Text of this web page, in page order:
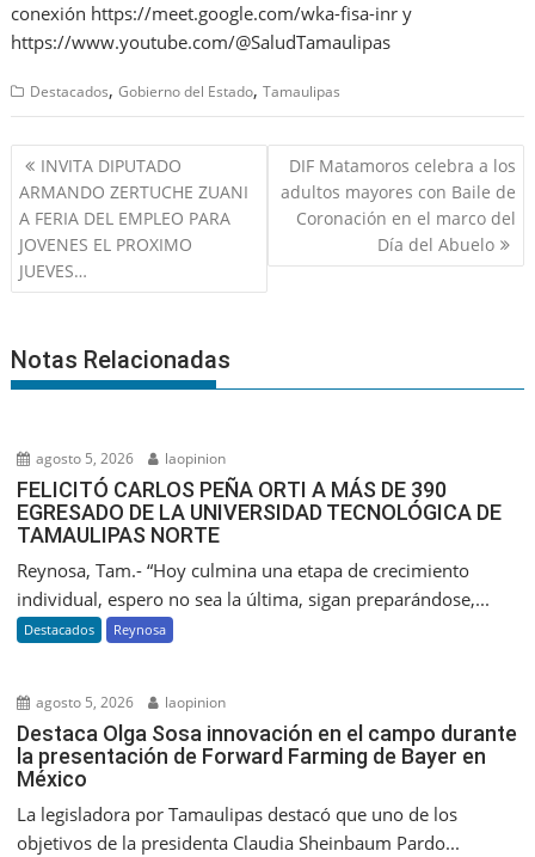
conexión https://meet.google.com/wka-fisa-inr y
https://www.youtube.com/@SaludTamaulipas
Destacados,Gobierno del Estado,Tamaulipas
Navegación
de
entradas
INVITA DIPUTADO
ARMANDO ZERTUCHE ZUANI
A FERIA DEL EMPLEO PARA
JOVENES EL PROXIMO
JUEVES…
DIF Matamoros celebra a los
adultos mayores con Baile de
Coronación en el marco del
Día del Abuelo
Notas Relacionadas
agosto 5, 2026 laopinion
FELICITÓ CARLOS PEÑA ORTI A MÁS DE 390
EGRESADO DE LA UNIVERSIDAD TECNOLÓGICA DE
TAMAULIPAS NORTE
Reynosa, Tam.- “Hoy culmina una etapa de crecimiento
individual, espero no sea la última, sigan preparándose,...
Destacados Reynosa
agosto 5, 2026 laopinion
Destaca Olga Sosa innovación en el campo durante
la presentación de Forward Farming de Bayer en
México
La legisladora por Tamaulipas destacó que uno de los
objetivos de la presidenta Claudia Sheinbaum Pardo...